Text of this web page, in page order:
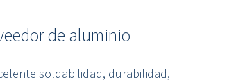
de aluminio
soldabilidad, durabilidad,